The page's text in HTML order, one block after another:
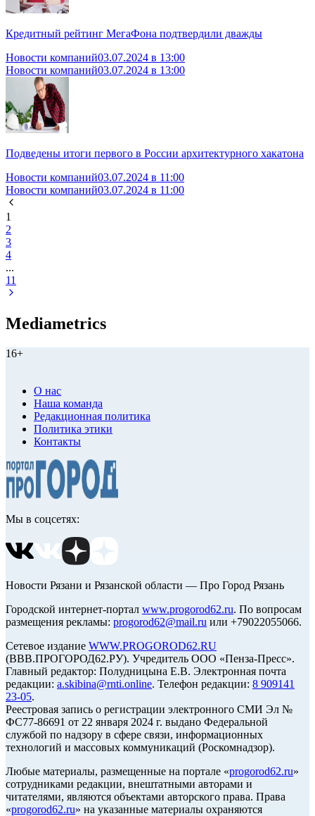
Кредитный рейтинг МегаФона подтвердили дважды
Новости компаний03.07.2024 в 13:00
Новости компаний03.07.2024 в 13:00
Подведены итоги первого в России архитектурного хакатона
Новости компаний03.07.2024 в 11:00
Новости компаний03.07.2024 в 11:00
1
2
3
4
...
11
Mediametrics
16+
О нас
Наша команда
Редакционная политика
Политика этики
Контакты
Мы в соцсетях:
Новости Рязани и Рязанской области — Про Город Рязань
Городской интернет-портал www.progorod62.ru. По вопросам
размещения рекламы: progorod62@mail.ru или +79022055066.
Сетевое издание WWW.PROGOROD62.RU
(ВВВ.ПРОГОРОД62.РУ). Учредитель ООО «Пенза-Пресс».
Главный редактор: Полудницына Е.В. Электронная почта
редакции: a.skibina@rnti.online. Телефон редакции: 8 909141
23-05.
Реестровая запись о регистрации электронного СМИ Эл №
ФС77-86691 от 22 января 2024 г. выдано Федеральной
службой по надзору в сфере связи, информационных
технологий и массовых коммуникаций (Роскомнадзор).
Любые материалы, размещенные на портале «progorod62.ru»
сотрудниками редакции, внештатными авторами и
читателями, являются объектами авторского права. Права
«progorod62.ru» на указанные материалы охраняются